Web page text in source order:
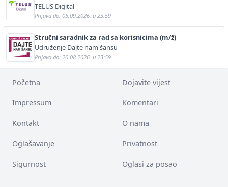
(m/f)
TELUS Digital
Prijava do: 05.09.2026. u 23:59
Stručni saradnik za rad sa korisnicima (m/ž)
Udruženje Dajte nam šansu
Prijava do: 20.08.2026. u 23:59
Početna Dojavite vijest
Impressum Komentari
Kontakt O nama
Oglašavanje Privatnost
Sigurnost Oglasi za posao